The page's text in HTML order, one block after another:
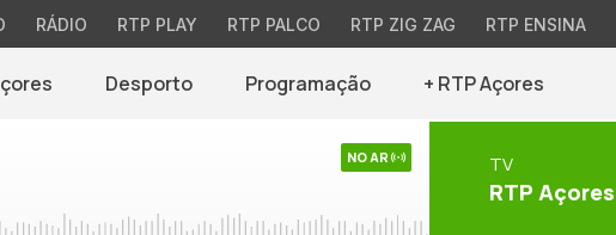
RÁDIO RTP PLAY RTP PALCO RTP ZIG ZAG RTP ENSINA
Desporto Programação + RTP Açores
NO AR TV
RTP Açores